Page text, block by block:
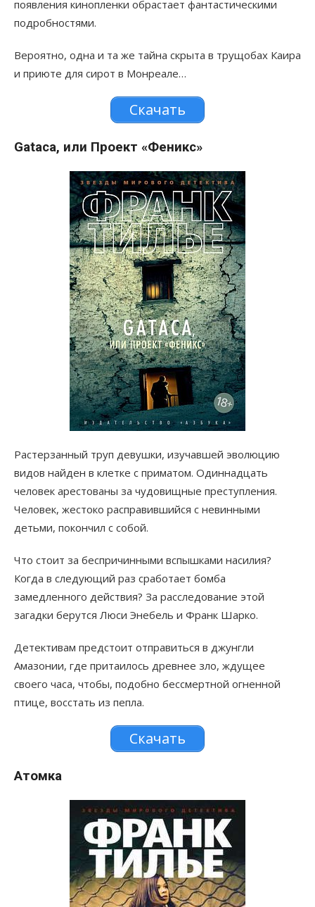
появления кинопленки обрастает фантастическими
подробностями.
Вероятно, одна и та же тайна скрыта в трущобах Каира
и приюте для сирот в Монреале…
Скачать
Gataca, или Проект «Феникс»
Растерзанный труп девушки, изучавшей эволюцию
видов найден в клетке с приматом. Одиннадцать
человек арестованы за чудовищные преступления.
Человек, жестоко расправившийся с невинными
детьми, покончил с собой.
Что стоит за беспричинными вспышками насилия?
Когда в следующий раз сработает бомба
замедленного действия? За расследование этой
загадки берутся Люси Энебель и Франк Шарко.
Детективам предстоит отправиться в джунгли
Амазонии, где притаилось древнее зло, ждущее
своего часа, чтобы, подобно бессмертной огненной
птице, восстать из пепла.
Скачать
Атомка